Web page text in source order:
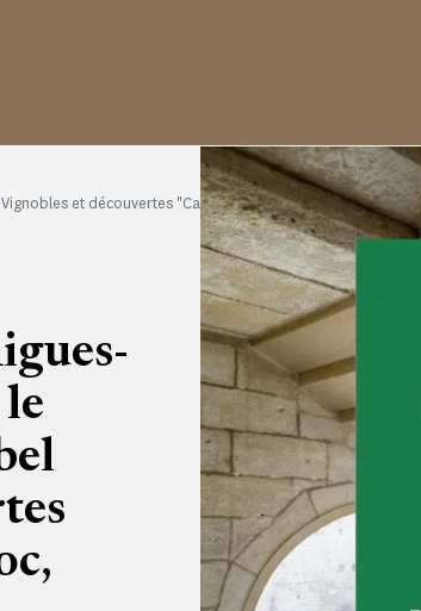
et découvertes "Camargue, Languedoc, Muscat de